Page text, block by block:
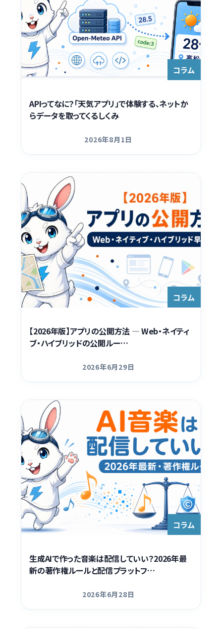
コラム
APIってなに？「天気アプリ」で体験する、ネットか
らデータを取ってくるしくみ
更新日
2026年8月1日
コラム
【2026年版】アプリの公開方法 — Web・ネイティ
ブ・ハイブリッドの公開ルー…
更新日
2026年6月29日
コラム
生成AIで作った音楽は配信していい？2026年最
新の著作権ルールと配信プラットフ…
更新日
2026年6月28日